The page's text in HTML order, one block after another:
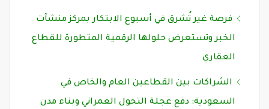
فرصة غير تُشرق في أسبوع الابتكار بمركز منشآت
الخبر وتستعرض حلولها الرقمية المتطورة للقطاع
العقاري
الشراكات بين القطاعين العام والخاص في
السعودية: دفع عجلة التحول العمراني وبناء مدن